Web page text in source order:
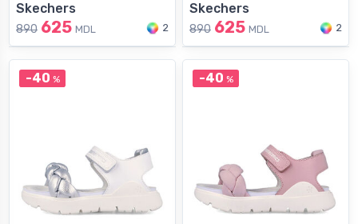
Skechers
890 625 MDL 2
Skechers
890 625 MDL 2
-40 % -40 %